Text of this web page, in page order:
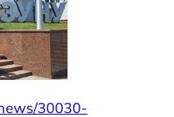
30030-